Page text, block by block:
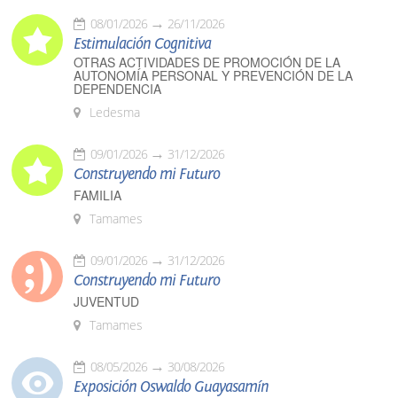
08/01/2026 26/11/2026
Estimulación Cognitiva
OTRAS ACTIVIDADES DE PROMOCIÓN DE LA
AUTONOMÍA PERSONAL Y PREVENCIÓN DE LA
DEPENDENCIA
Ledesma
09/01/2026 31/12/2026
Construyendo mi Futuro
FAMILIA
Tamames
09/01/2026 31/12/2026
Construyendo mi Futuro
JUVENTUD
Tamames
08/05/2026 30/08/2026
Exposición Oswaldo Guayasamín